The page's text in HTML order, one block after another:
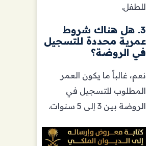
للطفل.
3. هل هناك شروط
عمرية محددة للتسجيل
في الروضة؟
نعم، غالباً ما يكون العمر
المطلوب للتسجيل في
الروضة بين 3 إلى 5 سنوات.